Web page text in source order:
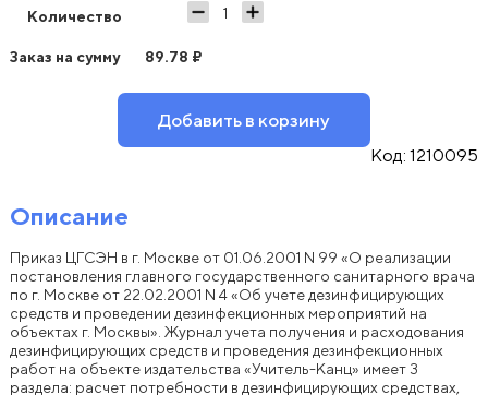
Количество
Заказ на сумму 89.78 ₽
Добавить в корзину
Код: 1210095
Описание
Приказ ЦГСЭН в г. Москве от 01.06.2001 N 99 «О реализации
постановления главного государственного санитарного врача
по г. Москве от 22.02.2001 N 4 «Об учете дезинфицирующих
средств и проведении дезинфекционных мероприятий на
объектах г. Москвы». Журнал учета получения и расходования
дезинфицирующих средств и проведения дезинфекционных
работ на объекте издательства «Учитель-Канц» имеет 3
раздела: расчет потребности в дезинфицирующих средствах,